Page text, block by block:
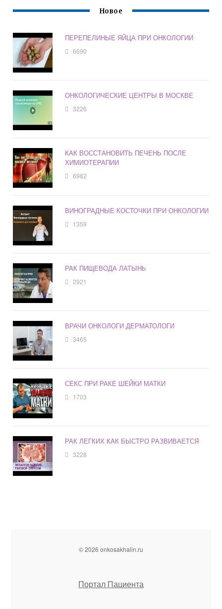
Новое
ПЕРЕПЕЛИНЫЕ ЯЙЦА ПРИ ОНКОЛОГИИ
6690
ОНКОЛОГИЧЕСКИЕ ЦЕНТРЫ В МОСКВЕ
3226
КАК ВОССТАНОВИТЬ ПЕЧЕНЬ ПОСЛЕ
ХИМИОТЕРАПИИ
6982
ВИНОГРАДНЫЕ КОСТОЧКИ ПРИ ОНКОЛОГИИ
1359
РАК ПИЩЕВОДА ЛАТЫНЬ
2921
ВРАЧИ ОНКОЛОГИ ДЕРМАТОЛОГИ
3465
СЕКС ПРИ РАКЕ ШЕЙКИ МАТКИ
1703
РАК ЛЕГКИХ КАК БЫСТРО РАЗВИВАЕТСЯ
3228
© 2026 onkosakhalin.ru
Портал Пациента